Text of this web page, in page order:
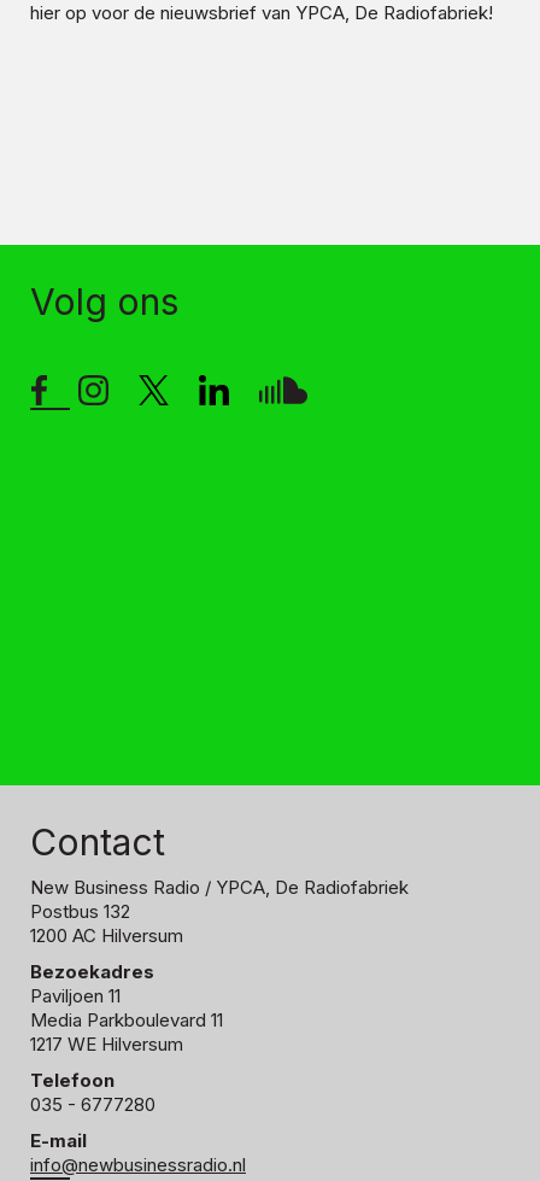
hier op voor de nieuwsbrief van YPCA, De Radiofabriek!
Volg ons
Contact
New Business Radio / YPCA, De Radiofabriek
Postbus 132
1200 AC Hilversum
Bezoekadres
Paviljoen 11
Media Parkboulevard 11
1217 WE Hilversum
Telefoon
035 - 6777280
E-mail
info@newbusinessradio.nl